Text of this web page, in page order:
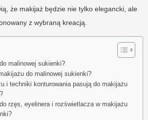
że makijaż będzie nie tylko elegancki, ale
z wybraną kreacją.
malinowej sukienki?
do malinowej sukienki?
i techniki konturowania pasują do makijażu
rzęs, eyelinera i rozświetlacza w makijażu